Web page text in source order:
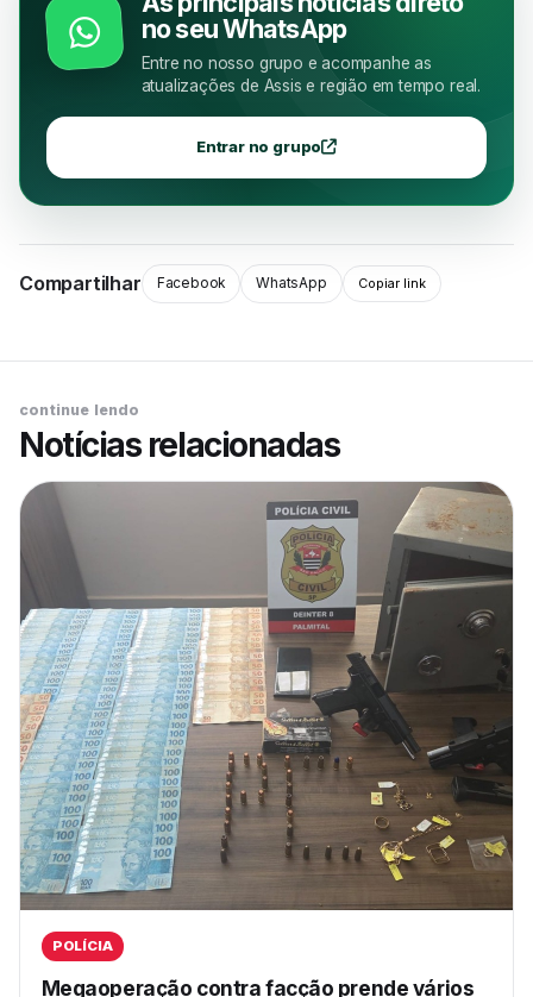
no seu WhatsApp
Entre no nosso grupo e acompanhe as
atualizações de Assis e região em tempo real.
Entrar no grupo
Compartilhar Facebook WhatsApp Copiar link
continue lendo
Notícias relacionadas
POLÍCIA
Megaoperação contra facção prende vários